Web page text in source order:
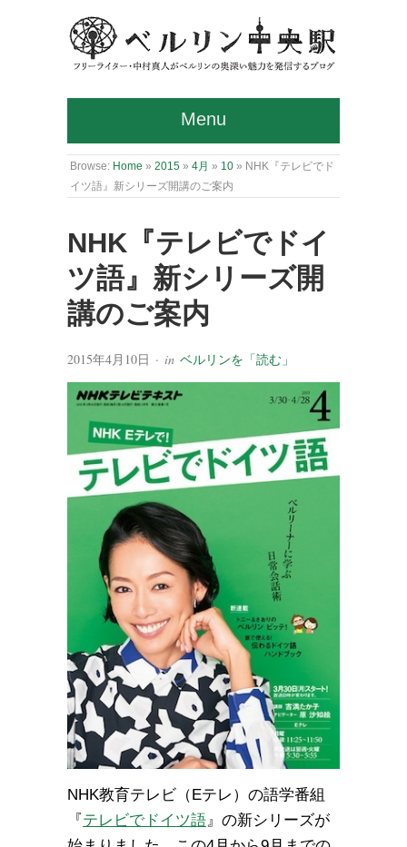
Menu
Browse: Home » 2015 » 4月 » 10 » NHK『テレビでド
イツ語』新シリーズ開講のご案内
NHK『テレビでドイ
ツ語』新シリーズ開
講のご案内
2015年4月10日 · in ベルリンを「読む」
NHK教育テレビ（Eテレ）の語学番組
『テレビでドイツ語』の新シリーズが